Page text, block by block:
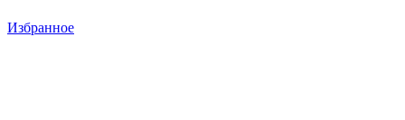
Избранное